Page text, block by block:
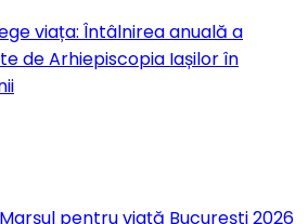
viața: Întâlnirea anuală a
de Arhiepiscopia Iașilor în
pentru viață București 2026